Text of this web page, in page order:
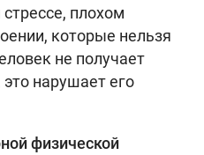
плохом
которые нельзя
не получает
это нарушает его
физической